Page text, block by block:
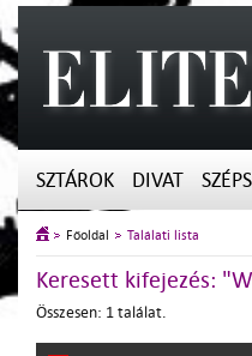
SZTÁROK DIVAT
Főoldal Találati lista
Keresett kifejezés:
Összesen: 1 találat.